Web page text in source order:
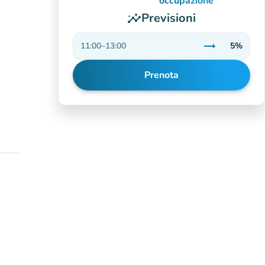
insightsPrevisioni
11:00–13:00 trending_flat
Stabile
5%
Prenota